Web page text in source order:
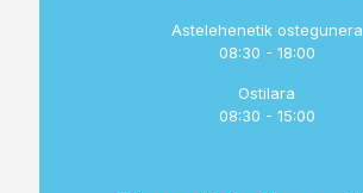
Astelehenetik ostegunera
08:30 - 18:00
Ostilara
08:30 - 15:00